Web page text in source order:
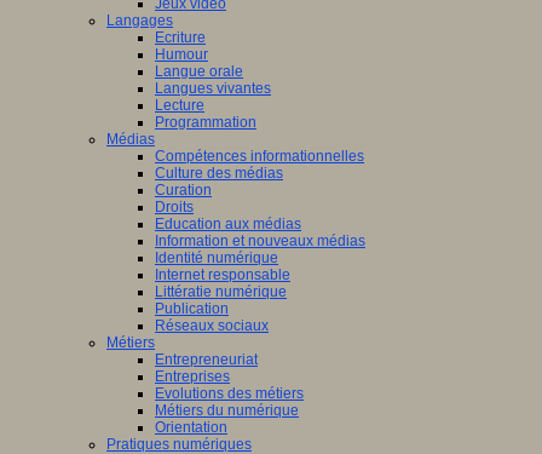
Jeux vidéo
Langages
Ecriture
Humour
Langue orale
Langues vivantes
Lecture
Programmation
Médias
Compétences informationnelles
Culture des médias
Curation
Droits
Education aux médias
Information et nouveaux médias
Identité numérique
Internet responsable
Littératie numérique
Publication
Réseaux sociaux
Métiers
Entrepreneuriat
Entreprises
Evolutions des métiers
Métiers du numérique
Orientation
Pratiques numériques